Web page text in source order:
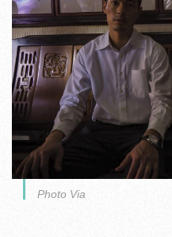
Photo Via